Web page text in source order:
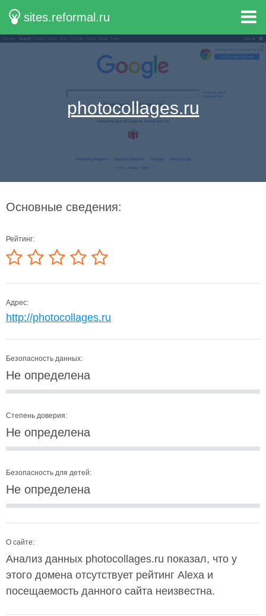
sites.reformal.ru
photocollages.ru
Основные сведения:
Рейтинг:
Адрес:
http://photocollages.ru
Безопасность данных:
Не определена
Степень доверия:
Не определена
Безопасность для детей:
Не определена
О сайте:
Анализ данных photocollages.ru показал, что у
этого домена отсутствует рейтинг Alexa и
посещаемость данного сайта неизвестна.